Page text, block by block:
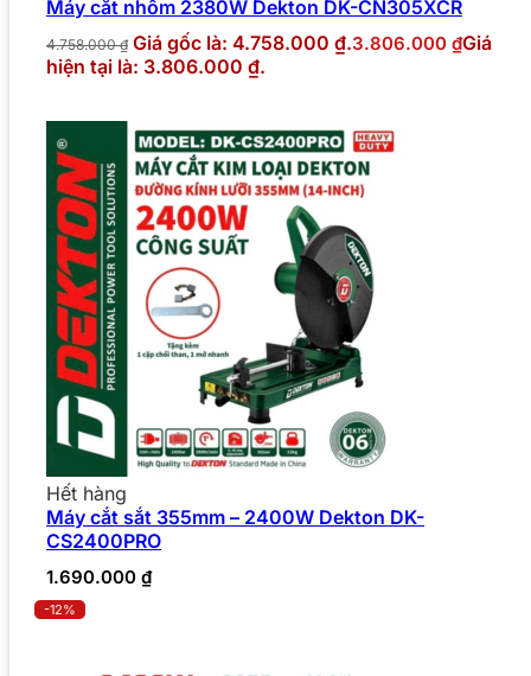
Máy cắt nhôm 2380W Dekton DK-CN305XCR
4.758.000₫ Giá gốc là: 4.758.000 ₫.3.806.000 ₫Giá
hiện tại là: 3.806.000 ₫.
Hết hàng
Máy cắt sắt 355mm – 2400W Dekton DK-
CS2400PRO
1.690.000 ₫
-12%